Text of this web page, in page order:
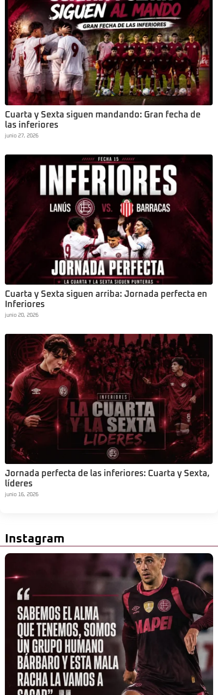
Cuarta y Sexta siguen mandando: Gran fecha de
las inferiores
junio 27, 2026
Cuarta y Sexta siguen arriba: Jornada perfecta en
Inferiores
junio 20, 2026
Jornada perfecta de las inferiores: Cuarta y Sexta,
líderes
junio 16, 2026
Instagram